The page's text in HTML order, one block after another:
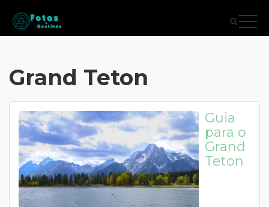
Grand Teton
Guia
para o
Grand
Teton